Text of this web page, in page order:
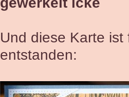
Und diese Karte
entstanden: